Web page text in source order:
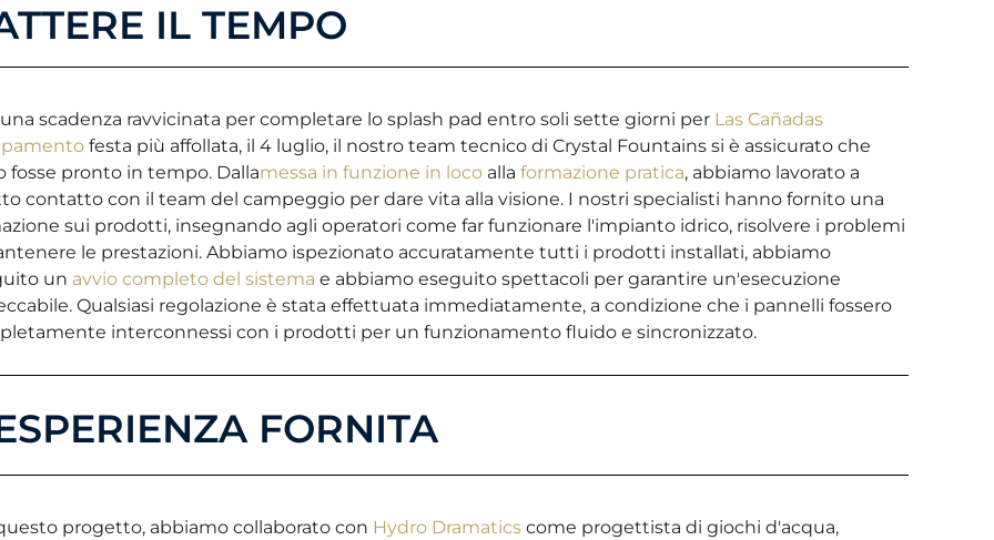
IL TEMPO
scadenza ravvicinata per completare lo splash pad entro soli sette giorni per Las Cañadas
festa più affollata, il 4 luglio, il nostro team tecnico di Crystal Fountains si è assicurato che
fosse pronto in tempo. Dallamessa in funzione in loco allaformazione pratica, abbiamo lavorato a
contatto con il team del campeggio per dare vita alla visione. I nostri specialisti hanno fornito una
sui prodotti, insegnando agli operatori come far funzionare l'impianto idrico, risolvere i problemi
le prestazioni. Abbiamo ispezionato accuratamente tutti i prodotti installati, abbiamo
un avvio completo del sistema e abbiamo eseguito spettacoli per garantire un'esecuzione
Qualsiasi regolazione è stata effettuata immediatamente, a condizione che i pannelli fossero
interconnessi con i prodotti per un funzionamento fluido e sincronizzato.
FORNITA
progetto, abbiamo collaborato con Hydro Dramatics come progettista di giochi d'acqua,